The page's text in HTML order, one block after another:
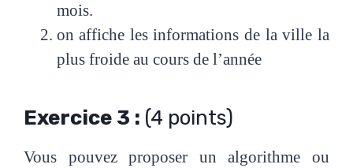
mois.
on affiche les informations de la ville la
plus froide au cours de l’année
Exercice 3 : (4 points)
Vous pouvez proposer un algorithme ou